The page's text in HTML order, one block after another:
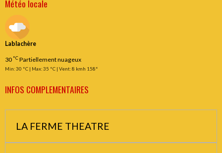
Météo locale
Lablachère
30 °CPartiellement nuageux
Min: 30 °C | Max: 35 °C | Vent: 8 kmh 158°
INFOS COMPLEMENTAIRES
LA FERME THEATRE